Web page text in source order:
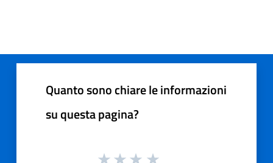
Quanto sono chiare le informazioni
su questa pagina?